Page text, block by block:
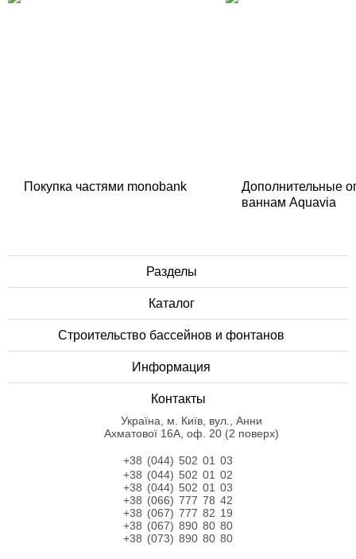
Покупка частями monobank
Дополнительные
ваннам Aquavia
Разделы
Каталог
Строительство бассейнов и фонтанов
Информация
Контакты
Українa, м. Київ, вул., Анни
Ахматової 16А, оф. 20 (2 поверх)
+38 (044) 502 01 03
+38 (044) 502 01 02
+38 (044) 502 01 03
+38 (066) 777 78 42
+38 (067) 777 82 19
+38 (067) 890 80 80
+38 (073) 890 80 80